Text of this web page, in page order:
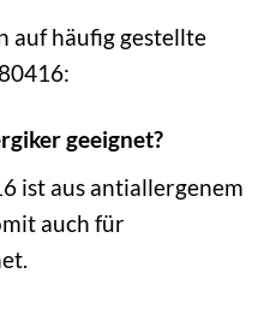
auf häufig gestellte
geeignet?
ist aus antiallergenem
auch für